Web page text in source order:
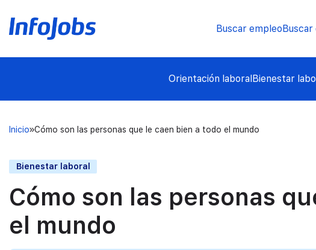
Buscar empleoBuscar
Orientación laboralBienestar
Inicio Cómo son las personas que le caen bien a todo el mundo
Bienestar laboral
Cómo son las personas
el mundo